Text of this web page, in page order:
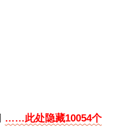
……此处隐藏10054个